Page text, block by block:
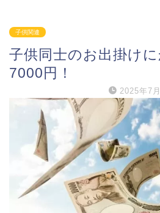
子供関連
子供同士のお出掛け
7000円！
2025年7